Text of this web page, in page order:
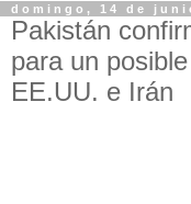
domingo, 14 de
Pakistán
para un
EE.UU. e Irán